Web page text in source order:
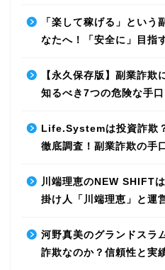
「楽して稼げる」という
なたへ！「安全に」目指
【永久保存版】副業詐欺
知るべき7つの危険な手
Life.Systemは投資詐欺
徹底調査！副業詐欺の手
川端理恵のNEW SHIFT
掛け人「川端理恵」と運
河野真美のグランドスラ
詐欺なのか？信頼性と実